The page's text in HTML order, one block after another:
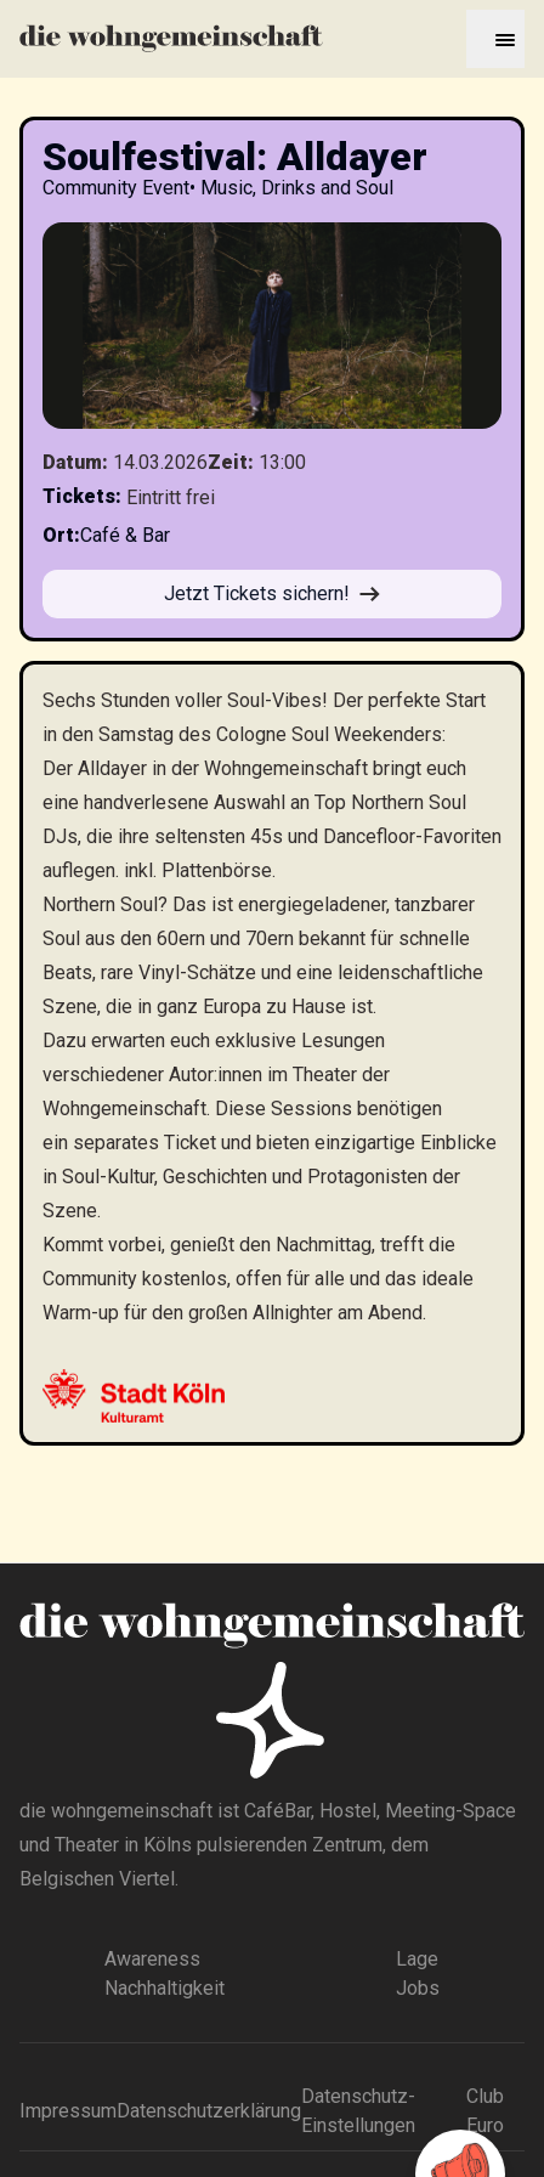
Soulfestival: Alldayer
Community Event• Music, Drinks and Soul
Datum: 14.03.2026Zeit: 13:00
Tickets: Eintritt frei
Ort:Café & Bar
Jetzt Tickets sichern!
Sechs Stunden voller Soul-Vibes! Der perfekte Start
in den Samstag des Cologne Soul Weekenders:
Der Alldayer in der Wohngemeinschaft bringt euch
eine handverlesene Auswahl an Top Northern Soul
DJs, die ihre seltensten 45s und Dancefloor-Favoriten
auflegen. inkl. Plattenbörse.
Northern Soul? Das ist energiegeladener, tanzbarer
Soul aus den 60ern und 70ern bekannt für schnelle
Beats, rare Vinyl-Schätze und eine leidenschaftliche
Szene, die in ganz Europa zu Hause ist.
Dazu erwarten euch exklusive Lesungen
verschiedener Autor:innen im Theater der
Wohngemeinschaft. Diese Sessions benötigen
ein separates Ticket und bieten einzigartige Einblicke
in Soul-Kultur, Geschichten und Protagonisten der
Szene.
Kommt vorbei, genießt den Nachmittag, trefft die
Community kostenlos, offen für alle und das ideale
Warm-up für den großen Allnighter am Abend.
die wohngemeinschaft ist CaféBar, Hostel, Meeting-Space
und Theater in Kölns pulsierenden Zentrum, dem
Belgischen Viertel.
Awareness
Nachhaltigkeit
Lage
Jobs
ImpressumDatenschutzerklärung
Datenschutz-
Einstellungen
Club
Euro